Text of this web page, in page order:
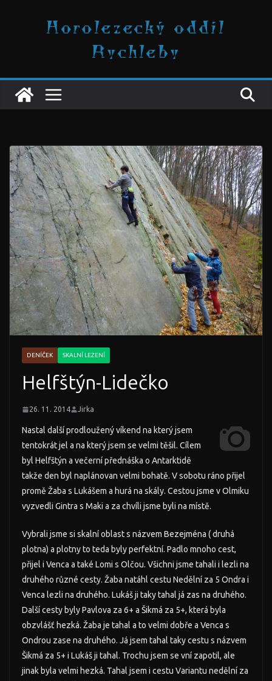
Horolezecký oddíl
Rychleby
DENÍČEK SKALNÍ LEZENÍ
Helfštýn-Lidečko
26. 11. 2014 Jirka
Nastal další prodloužený víkend na který jsem
tentokrát jel a na který jsem se velmi těšil. Cílem
byl Helfštýn a večerní přednáška o Antarktidě
takže den byl naplánovan velmi bohatě. V sobotu ráno přijel
promě Žaba s Lukášem a hurá na skály. Cestou jsme v Olmiku
vyzvedli Gintra s Maki a za chvíli jsme byli na místě.
Vybrali jsme si skalní oblast s názvem Bezejména ( druhá
plotna) a plotny to teda byly perfektní. Padlo mnoho cest,
přijel i Venca a také Lomi s Olčou. Všichni jsme tahali i lezli na
druhého různé cesty. Žaba natáhl cestu Nedělní za 5 Ondra i
Venca lezli na druhého. Lukáš ji taky tahal já zas na druhého.
Další cesty byly Pavlova za 6+ a Šikmá za 5+, která byla
obzvlášť hezká. Žaba je tahal a to velmi dobře a Venca s
Ondrou zase na druhého. Já jsem tahal taky cestu s názvem
Šikmá za 5+ i Lukáš ji tahal. Trochu jsem se vní zapotil, ale
jinak byla velmi hezká. Tahal jsem i cestu Variantu nedělní za